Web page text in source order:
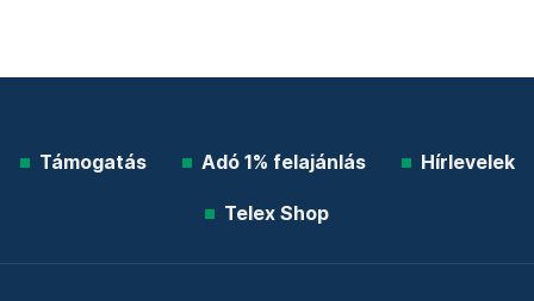
Támogatás Adó 1% felajánlás Hírlevelek
Telex Shop